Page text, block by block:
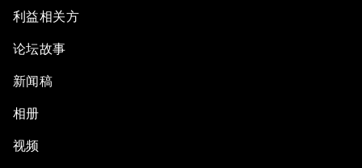
利益相关方
论坛故事
新闻稿
相册
视频